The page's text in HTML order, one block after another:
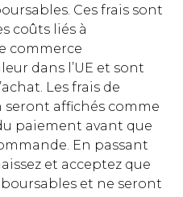
Ces frais sont
coûts liés à
commerce
dans l’UE et sont
Les frais de
affichés comme
paiement avant que
En passant
et acceptez que
et ne seront